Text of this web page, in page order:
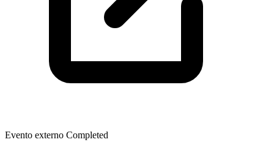
Evento externo Completed